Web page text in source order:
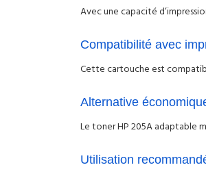
Avec une capacité
Compatibilité avec
Cette cartouche est
Alternative
Le toner HP 205A adaptable
Utilisation